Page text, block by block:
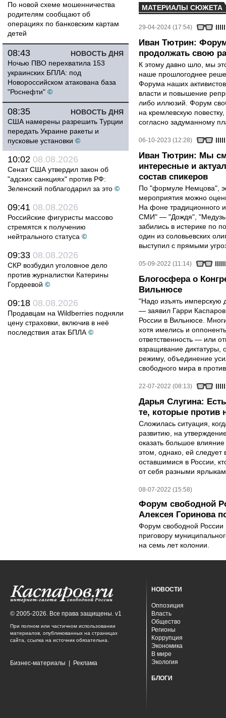
По новой схеме мошенничества
родителям сообщают об
операциях по банковским картам
детей
НОВОСТЬ ДНЯ
08:43
Ночью ПВО перехватила 153
украинских БПЛА: под
Новороссийском атакована база
"Роснефти" ©
НОВОСТЬ ДНЯ
08:35
США намерены разрешить Турции
передать Украине ракеты и
пусковые установки ©
10:02 08.08.2026
Сенат США утвердил закон об
"адских санкциях" против РФ:
Зеленский поблагодарил за это ©
09:41 08.08.2026
Российские фигуристы массово
стремятся к получению
нейтрального статуса ©
09:33 08.08.2026
СКР возбудил уголовное дело
против журналистки Катерины
Гордеевой ©
09:18 08.08.2026
Продавцам на Wildberries подняли
цену страховки, включив в неё
последствия атак БПЛА ©
МАТЕРИАЛЫ СЮЖЕТА
29-04-2024 (17:54)
Иван Тютрин:
продолжать свою
К этому давно шло, мы
наше прошлогоднее
Форума наших
власти и повышение
либо иллюзий. Форум
на кремлевскую
согласно задуманному
06-10-2023 (12:28)
Иван Тютрин: Мы
интересные и
состав спикеров
По "формуле Немцова",
мероприятия можно
На фоне традиционного
СМИ" — "Дождя",
забились в истерике по
один из соловьевских
выступил с прямыми
05-09-2022 (11:14)
Блогосфера о
Вильнюсе
"Надо изъять имперскую
— заявил Гарри
России в Вильнюсе.
хотя имелись и
ответственность — или
взращивание диктатуры,
режиму, объединение
свободного мира в
22-07-2022 (08:13)
Дарья Слугина:
те, которые против
Сложилась ситуация,
развитию, на
оказать большое
этом, однако, ей следует
оставшимися в России,
от себя разными
08-07-2022 (15:58)
Форум свободной
Алексея Горинова
Форум свободной России
приговору
на семь лет колонии.
© 2005-2026. Все права защищены. v1
При полном или частичном использовании
материалов, опубликованных на страницах
сайта, ссылка на источник обязательна.
Бизнес-материалы Реклама
НОВОСТИ
Оппозиция
Власть
Общество
Регионы
Коррупция
Экономика
В мире
Экология
БЛОГИ